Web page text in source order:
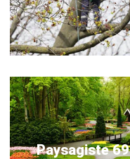
Paysagiste 69